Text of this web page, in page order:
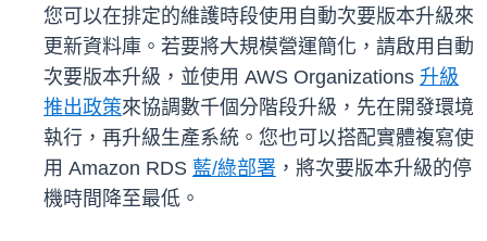
您可以在排定的維護時段使用自動次要版本升級來
更新資料庫。若要將大規模營運簡化，請啟用自動
次要版本升級，並使用 AWS Organizations 升級
推出政策來協調數千個分階段升級，先在開發環境
執行，再升級生產系統。您也可以搭配實體複寫使
用 Amazon RDS 藍/綠部署 ，將次要版本升級的停
機時間降至最低。